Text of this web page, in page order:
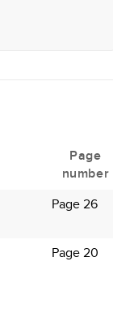
Page
number
Page 26
Page 20